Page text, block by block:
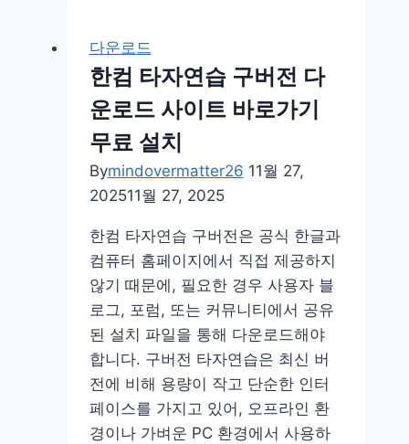
보
누
출
출
사
건
보
상
조
회
확
인
방
법
다운로드
한컴 타자연습 구버전 다
운로드 사이트 바로가기
무료 설치
Bymindovermatter26 11월 27,
202511월 27, 2025
한컴 타자연습 구버전은 공식 한글과
컴퓨터 홈페이지에서 직접 제공하지
않기 때문에, 필요한 경우 사용자 블
로그, 포럼, 또는 커뮤니티에서 공유
된 설치 파일을 통해 다운로드해야
합니다. 구버전 타자연습은 최신 버
전에 비해 용량이 작고 단순한 인터
페이스를 가지고 있어, 오프라인 환
경이나 가벼운 PC 환경에서 사용하